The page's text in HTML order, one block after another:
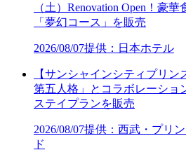
（土）Renovation Open！豪
「夢幻コース」を販売
2026/08/07提供：日本ホテル
【サンシャインシティプリ
第五人格」とコラボレーショ
ステイプランを販売
2026/08/07提供：西武・プリ
ド